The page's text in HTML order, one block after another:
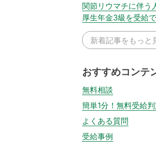
関節リウマチに伴う
厚生年金3級を受給
新着記事をもっと
おすすめコンテ
無料相談
簡単1分！無料受給
よくある質問
受給事例